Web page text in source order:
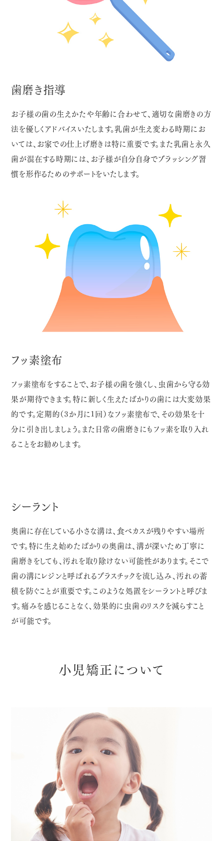
歯磨き指導
お子様の歯の生えかたや年齢に合わせて、適切な歯磨きの方
法を優しくアドバイスいたします。乳歯が生え変わる時期にお
いては、お家での仕上げ磨きは特に重要です。また乳歯と永久
歯が混在する時期には、お子様が自分自身でブラッシング習
慣を形作るためのサポートをいたします。
フッ素塗布
フッ素塗布をすることで、お子様の歯を強くし、虫歯から守る効
果が期待できます。特に新しく生えたばかりの歯には大変効果
的です。定期的（3か月に1回）なフッ素塗布で、その効果を十
分に引き出しましょう。また日常の歯磨きにもフッ素を取り入れ
ることをお勧めします。
シーラント
奥歯に存在している小さな溝は、食べカスが残りやすい場所
です。特に生え始めたばかりの奥歯は、溝が深いため丁寧に
歯磨きをしても、汚れを取り除けない可能性があります。そこで
歯の溝にレジンと呼ばれるプラスチックを流し込み、汚れの蓄
積を防ぐことが重要です。このような処置をシーラントと呼びま
す。痛みを感じることなく、効果的に虫歯のリスクを減らすこと
が可能です。
小児矯正について